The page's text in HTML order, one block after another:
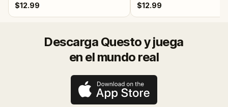
$12.99 $12.99
Descarga Questo y juega
en el mundo real